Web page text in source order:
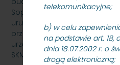
telekomunikacyjne;
b) w celu
na podstawie art. 18,
dnia 18.07.2002 r. o
drogą elektroniczną;
Sopot – Gdynia Orłowo wraz
uruchomieniem urządzeń i
przekazaniem do
urządzeń zrealizowanych w
SKMMU.086.38.22.